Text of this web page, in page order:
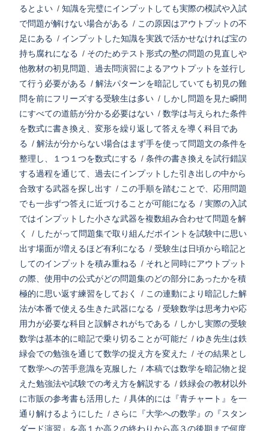
るとよい / 知識を完璧にインプットしても実際の模試や入試
で問題が解けない場合がある / この原因はアウトプットの不
足にある / インプットした知識を実践で活かせなければ宝の
持ち腐れになる / そのためテスト形式の塾の問題の見直しや
他教材の初見問題、過去問演習によるアウトプットを並行し
て行う必要がある / 解法パターンを暗記していても初見の難
問を前にフリーズする受験生は多い / しかし問題を見た瞬間
にすべての道筋が分かる必要はない / 数学は与えられた条件
を数式に書き換え、変形を繰り返して答えを導く科目であ
る / 解法が分からない場合はまず手を使って問題文の条件を
整理し、１つ１つを数式にする / 条件の書き換えを試行錯誤
する過程を通じて、過去にインプットした引き出しの中から
合致する武器を探し出す / この手順を踏むことで、応用問題
でも一歩ずつ答えに近づけることが可能になる / 実際の入試
ではインプットした小さな武器を複数組み合わせて問題を解
く
/ したがって問題集で取り組んだポイントを試験中に思い
出す場面が増えるほど有利になる / 受験生は日頃から暗記と
してのインプットを積み重ねる / それと同時にアウトプット
の際、使用中の公式がどの問題集のどの部分にあったかを積
極的に思い返す練習をしておく
/ この連動により暗記した解
法が本番で使える生きた武器になる / 受験数学は思考力や応
用力が必要な科目と誤解されがちである / しかし実際の受験
数学は基本的に暗記で乗り切ることが可能だ / ゆき先生は鉄
緑会での勉強を通じて数学の捉え方を変えた / その結果とし
て数学への苦手意識を克服した / 本稿では数学を暗記物と捉
えた勉強法や試験での考え方を解説する / 鉄緑会の教材以外
に市販の参考書も活用した / 具体的には『青チャート』を一
通り解けるようにした / さらに『大学への数学』の『スタン
ダード演習』を高１か高２の終わりから高３の後期まで何度